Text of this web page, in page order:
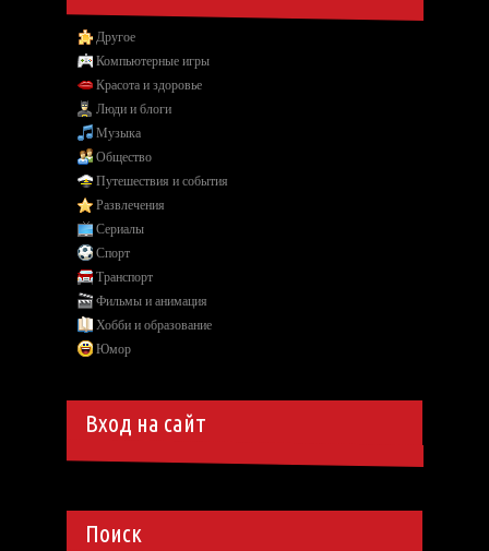
Другое
Компьютерные игры
Красота и здоровье
Люди и блоги
Музыка
Общество
Путешествия и события
Развлечения
Сериалы
Спорт
Транспорт
Фильмы и анимация
Хобби и образование
Юмор
Вход на сайт
Поиск